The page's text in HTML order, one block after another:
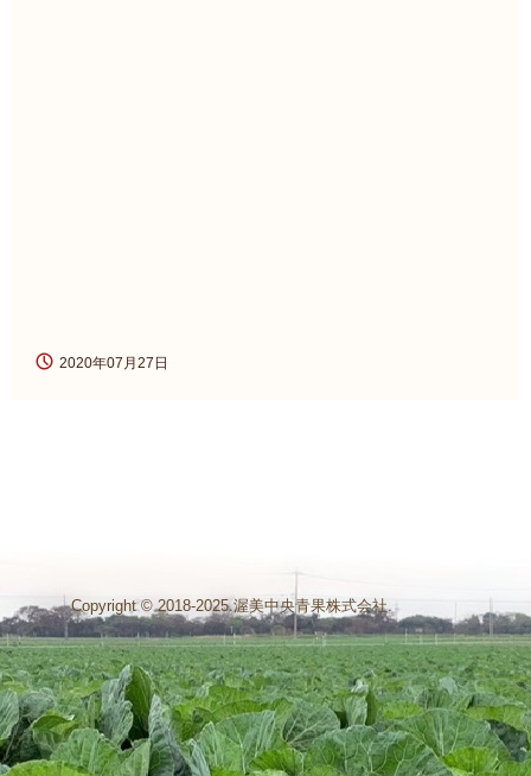
2020年07月27日
Copyright © 2018-2025.渥美中央青果株式会社.